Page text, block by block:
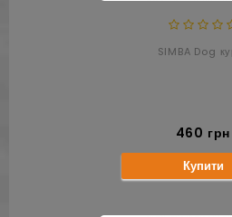
SIMBA Dog
460 грн
Купити